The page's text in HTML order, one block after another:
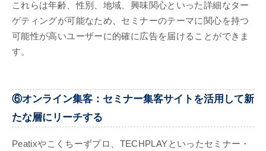
これらは年齢、性別、地域、興味関心といった詳細なター
ゲティングが可能なため、セミナーのテーマに関心を持つ
可能性が高いユーザーに的確に広告を届けることができま
す。
⑥オンライン集客：セミナー集客サイトを活用して新
たな層にリーチする
Peatixやこくちーずプロ、TECHPLAYといったセミナー・